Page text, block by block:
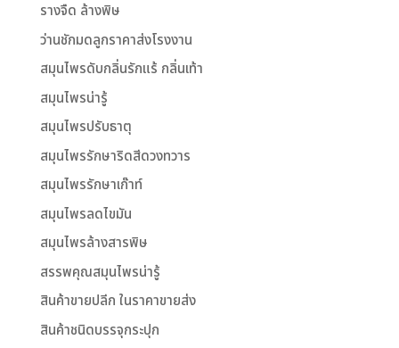
รางจืด ล้างพิษ
ว่านชักมดลูกราคาส่งโรงงาน
สมุนไพรดับกลิ่นรักแร้ กลิ่นเท้า
สมุนไพรน่ารู้
สมุนไพรปรับธาตุ
สมุนไพรรักษาริดสีดวงทวาร
สมุนไพรรักษาเก๊าท์
สมุนไพรลดไขมัน
สมุนไพรล้างสารพิษ
สรรพคุณสมุนไพรน่ารู้
สินค้าขายปลีก ในราคาขายส่ง
สินค้าชนิดบรรจุกระปุก